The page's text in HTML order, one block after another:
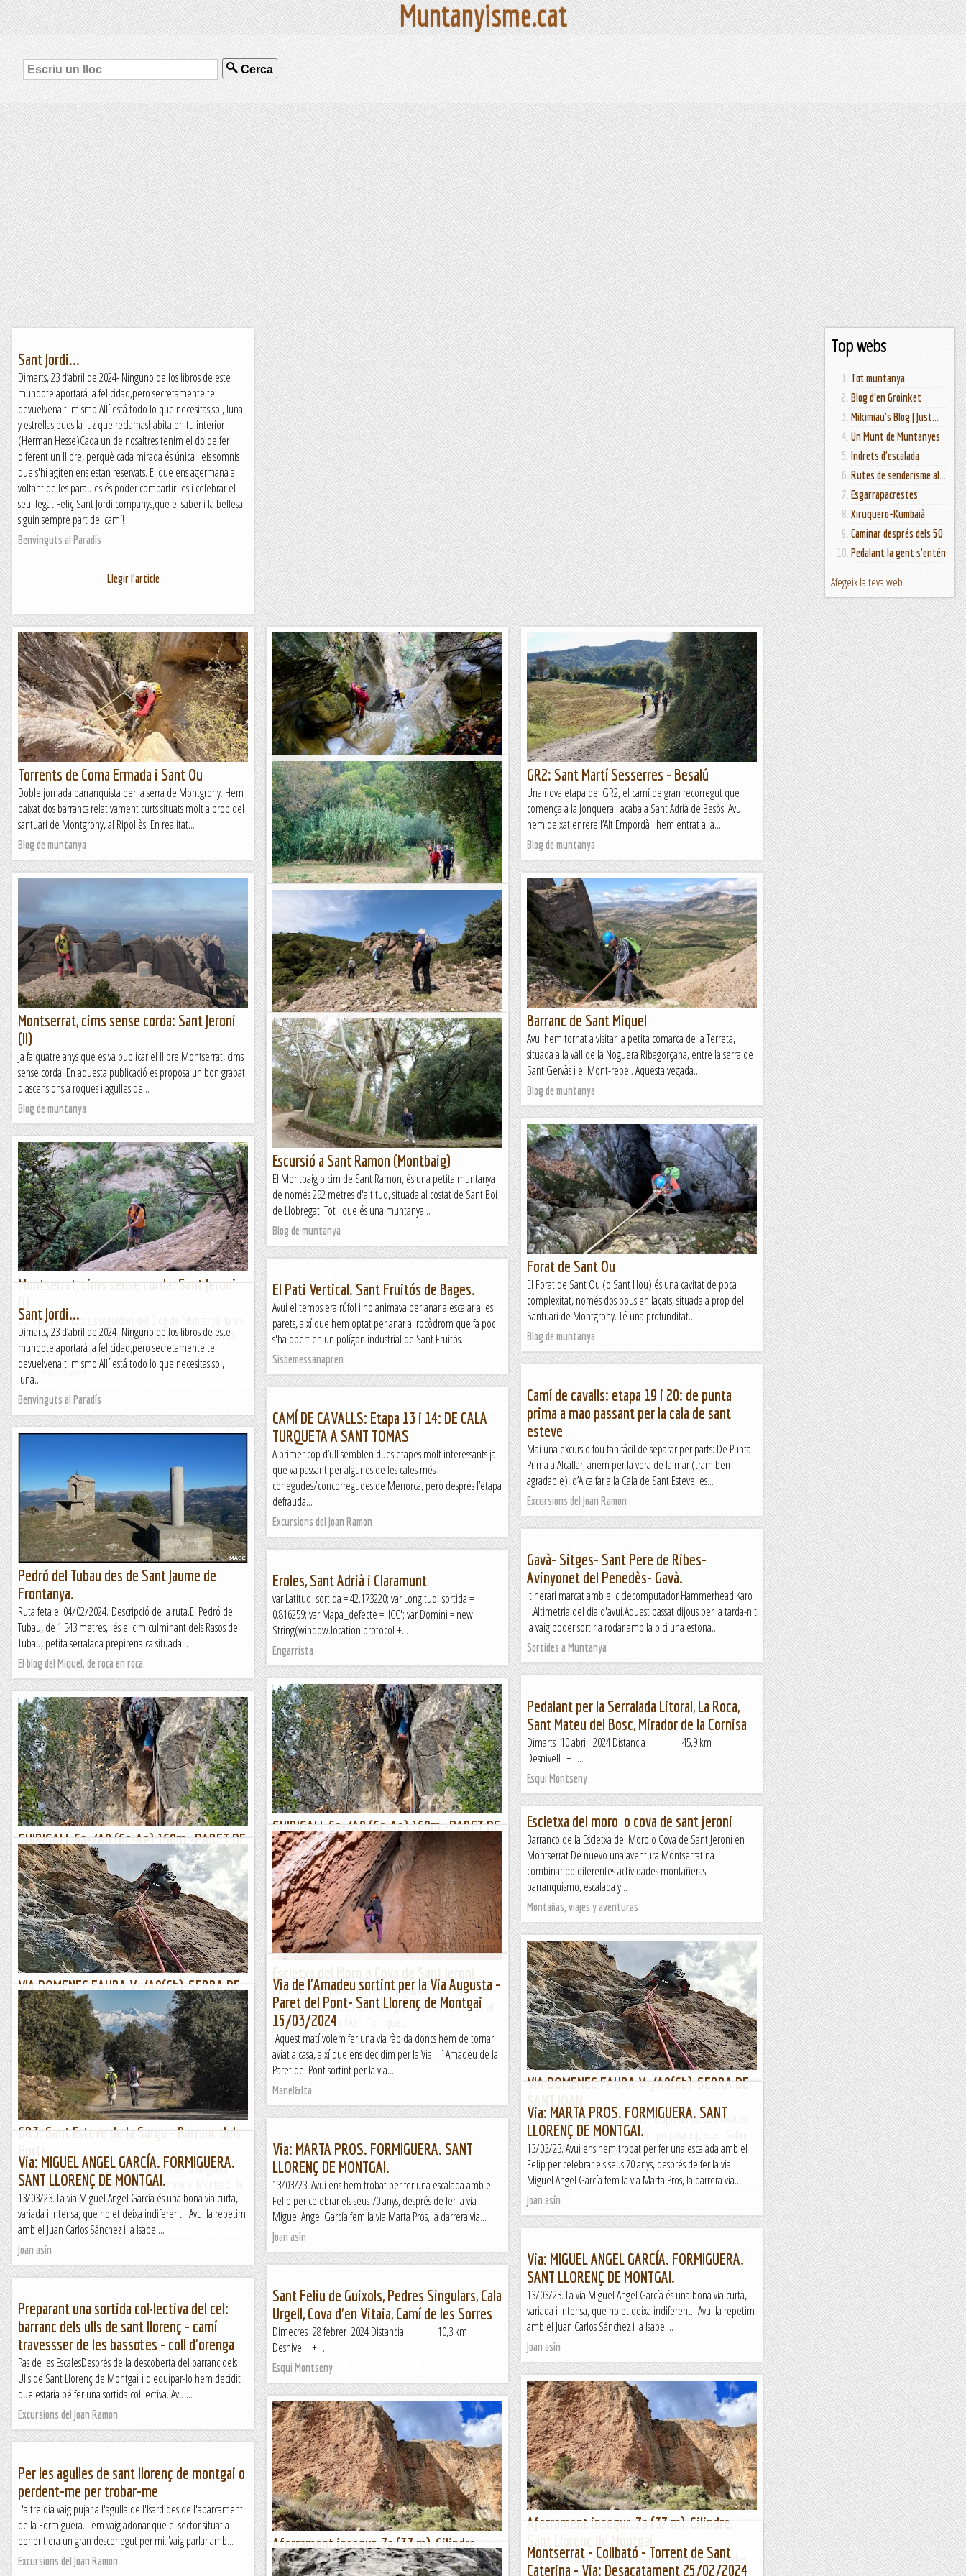
Muntanyisme.cat
Cerca
Top webs
Tot muntanya
Blog d'en Groinket
Mikimiau's Blog | Just...
Un Munt de Muntanyes
Indrets d'escalada
Rutes de senderisme al...
Esgarrapacrestes
Xiruquero-Kumbaià
Caminar després dels 50
Pedalant la gent s'entén
Afegeix la teva web
Sant Jordi...
Dimarts, 23 d’abril de 2024- Ninguno de los libros de este
mundote aportará la felicidad,pero secretamente te
devuelvena ti mismo.Allí está todo lo que necesitas,sol, luna
y estrellas,pues la luz que reclamashabita en tu interior -
(Herman Hesse)Cada un de nosaltres tenim el do de fer
diferent un llibre, perquè cada mirada és única i els somnis
que s'hi agiten ens estan reservats. El que ens agermana al
voltant de les paraules és poder compartir-les i celebrar el
seu llegat.Feliç Sant Jordi companys,que el saber i la bellesa
siguin sempre part del camí!
Benvinguts al Paradís
Llegir l'article
Torrents de Coma Ermada i Sant Ou
Doble jornada barranquista per la serra de Montgrony. Hem
baixat dos barrancs relativament curts situats molt a prop del
santuari de Montgrony, al Ripollès. En realitat...
Blog de muntanya
Barranc de Sant Ramon i Salt de Fumanya
Doble jornada barranquista en el Berguedà amb dues
activitats molt diferents entre elles. Primer hem fet el
descens del Barranc del Coll de Sant Ramon, fàcil i obert,...
Blog de muntanya
GR2: Sant Martí Sesserres - Besalú
Una nova etapa del GR2, el camí de gran recorregut que
comença a la Jonquera i acaba a Sant Adrià de Besòs. Avui
hem deixat enrere l’Alt Empordà i hem entrat a la...
Blog de muntanya
GR2: Terrades - Sant Martí Sesserres
Segona etapa del GR2, el camí de gran recorregut que
comença a La Jonquera i acaba a Sant Adrià. Avui hem seguit
recorrent l'Alt Empordà sortint de la petita...
Blog de muntanya
Montserrat, cims sense corda: Sant Jeroni
(II)
Ja fa quatre anys que es va publicar el llibre Montserrat, cims
sense corda. En aquesta publicació es proposa un bon grapat
d'ascensions a roques i agulles de...
Blog de muntanya
Barranc de Sant Miquel
Avui hem tornat a visitar la petita comarca de la Terreta,
situada a la vall de la Noguera Ribagorçana, entre la serra de
Sant Gervàs i el Mont-rebei. Aquesta vegada...
Blog de muntanya
Excursió per la Roca Mur de Sant Llorenç
Hem fet una excursió per la zona de Sant Llorenç de Munt.
Avui hem sortit del Marquet de les Roques per fer un
itinerari circular que té el principal centre...
Blog de muntanya
Escursió a Sant Ramon (Montbaig)
El Montbaig o cim de Sant Ramon, és una petita muntanya
de només 292 metres d'altitud, situada al costat de Sant Boi
de Llobregat. Tot i que és una muntanya...
Blog de muntanya
Forat de Sant Ou
El Forat de Sant Ou (o Sant Hou) és una cavitat de poca
complexitat, només dos pous enllaçats, situada a prop del
Santuari de Montgrony. Té una profunditat...
Blog de muntanya
Montserrat, cims sense corda: Sant Jeroni
Com ja saben tots els seguidors del Blog de Muntanya, fa un
cert temps va publicar-se un llibre amb el títol Montserrat,
cims sense corda. En aquest llibre es...
Blog de muntanya
El Pati Vertical. Sant Fruitós de Bages.
Avui el temps era rúfol i no animava per anar a escalar a les
parets, així que hem optat per anar al rocòdrom que fa poc
s'ha obert en un polígon industrial de Sant Fruitós...
Sisbemessanapren
Sant Jordi...
Dimarts, 23 d’abril de 2024- Ninguno de los libros de este
mundote aportará la felicidad,pero secretamente te
devuelvena ti mismo.Allí está todo lo que necesitas,sol,
luna...
Benvinguts al Paradís
Camí de cavalls: etapa 19 i 20: de punta
prima a mao passant per la cala de sant
esteve
Mai una excursio fou tan fácil de separar per parts: De Punta
Prima a Alcalfar, anem per la vora de la mar (tram ben
agradable), d’Alcalfar a la Cala de Sant Esteve, es...
Excursions del Joan Ramon
CAMÍ DE CAVALLS: Etapa 13 i 14: DE CALA
TURQUETA A SANT TOMAS
A primer cop d’ull semblen dues etapes molt interessants ja
que va passant per algunes de les cales més
conegudes/concorregudes de Menorca, però després l’etapa
defrauda...
Excursions del Joan Ramon
Pedró del Tubau des de Sant Jaume de
Frontanya.
Ruta feta el 04/02/2024. Descripció de la ruta.El Pedró del
Tubau, de 1.543 metres, és el cim culminant dels Rasos del
Tubau, petita serralada prepirenaica situada...
El blog del Miquel, de roca en roca.
Gavà- Sitges- Sant Pere de Ribes-
Avinyonet del Penedès- Gavà.
Itinerari marcat amb el ciclecomputador Hammerhead Karo
II.Altimetria del dia d'avui.Aquest passat dijous per la tarda-nit
ja vaig poder sortir a rodar amb la bici una estona...
Sortides a Muntanya
Eroles, Sant Adrià i Claramunt
var Latitud_sortida = 42.173220; var Longitud_sortida =
0.816259; var Mapa_defecte = 'ICC'; var Domini = new
String(window.location.protocol +...
Engarrista
Pedalant per la Serralada Litoral, La Roca,
Sant Mateu del Bosc, Mirador de la Cornisa
Dimarts 10 abril 2024 Distancia 45,9 km
Desnivell + ...
Esqui Montseny
GUIRIGALL 6a+/A0 (6c-Ae) 160m.-PARET DE
L'OS- SANT LLORENÇ DE MONTGAI
L’altre dia si em punxen no em treuen sang . Com marquen
les tradicions a cal Gall divendres a tres quarts de quinze la
gent desperta i comença a demanar allò típic...
Lo gall
GUIRIGALL 6a+/A0 (6c-Ae) 160m.-PARET DE
L'OS- SANT LLORENÇ DE MONTGAI
L’altre dia si em punxen no em treuen sang . Com marquen
les tradicions a cal Gall divendres a tres quarts de quinze la
gent desperta i comença a demanar allò típic...
Lo gall
Escletxa del moro o cova de sant jeroni
Barranco de la Escletxa del Moro o Cova de Sant Jeroni en
Montserrat De nuevo una aventura Montserratina
combinando diferentes actividades montañeras
barranquismo, escalada y...
Montañas, viajes y aventuras
L'Escletxa del Moro és un indret singular de Montserat. Es
tracta d'una cavitat dintre d'una gran fisura entre roques, al
peu de la Paret de l'Aeri. Tot i que...
Blog de muntanya
VIA DOMENEC FAURA V+/A0(6b)-SERRA DE
SANT JOAN.
Continuant buscant vietes que no apretin massa donat el
meu llastimós estat físic , Jesús em proposa aquesta. Sobre
el paper sembla que pot estar be i...
Lo gall
VIA DOMENEC FAURA V+/A0(6b)-SERRA DE
Continuant buscant vietes que no apretin massa donat el
meu llastimós estat físic , Jesús em proposa aquesta. Sobre
el paper sembla que pot estar be i...
Lo gall
Via de l'Amadeu sortint per la Via Augusta -
Paret del Pont- Sant Llorenç de Montgai
15/03/2024
Aquest matí volem fer una via ràpida doncs hem de tornar
aviat a casa, així que ens decidim per la Via l´Amadeu de la
Paret del Pont sortint per la via...
Manel&Ita
GR3: Sant Esteve de la Sarga - Barranc dels
Una nova etapa del GR3, arribant a la vall de la Noguera
Ribagorçana i deixant definitivament enrere el Montsec. Ha
estat una etapa fàcil i curta però molt...
Blog de muntanya
Via: MARTA PROS. FORMIGUERA. SANT
LLORENÇ DE MONTGAI.
13/03/23. Avui ens hem trobat per fer una escalada amb el
Felip per celebrar els seus 70 anys, després de fer la via
Miguel Angel García fem la via Marta Pros, la darrera via...
Joan asín
Via: MARTA PROS. FORMIGUERA. SANT
LLORENÇ DE MONTGAI.
13/03/23. Avui ens hem trobat per fer una escalada amb el
Felip per celebrar els seus 70 anys, després de fer la via
Miguel Angel García fem la via Marta Pros, la darrera via...
Joan asín
Via: MIGUEL ANGEL GARCÍA. FORMIGUERA.
SANT LLORENÇ DE MONTGAI.
13/03/23. La via Miguel Angel García és una bona via curta,
variada i intensa, que no et deixa indiferent. Avui la repetim
amb el Juan Carlos Sánchez i la Isabel...
Joan asín
Via: MIGUEL ANGEL GARCÍA. FORMIGUERA.
SANT LLORENÇ DE MONTGAI.
13/03/23. La via Miguel Angel García és una bona via curta,
variada i intensa, que no et deixa indiferent. Avui la repetim
amb el Juan Carlos Sánchez i la Isabel...
Joan asín
Sant Feliu de Guixols, Pedres Singulars, Cala
Urgell, Cova d'en Vitaia, Camí de les Sorres
Dimecres 28 febrer 2024 Distancia 10,3 km
Desnivell + ...
Esqui Montseny
Preparant una sortida col·lectiva del cel:
barranc dels ulls de sant llorenç - camí
travessser de les bassotes - coll d'orenga
Pas de les EscalesDesprés de la descoberta del barranc dels
Ulls de Sant Llorenç de Montgai i d'equipar-lo hem decidit
que estaria bé fer una sortida col·lectiva. Avui...
Excursions del Joan Ramon
Aferrament insegur, 7a (37 m), Cilindre,
Vic ens obre una nova via de caràcter "esportiu" al Cilindre.
Aferrament insegur, 7a (37 m), Cilindre,
Sant Llorenç de Montgai
Per les agulles de sant llorenç de montgai o
perdent-me per trobar-me
L'altre dia vaig pujar a l'agulla de l'Isard des de l'aparcament
de la Formiguera. I em vaig adonar que el sector situat a
ponent era un gran desconegut per mi. Vaig parlar amb...
Excursions del Joan Ramon
Montserrat - Collbató - Torrent de Sant
Caterina - Via: Desacatament 25/02/2024